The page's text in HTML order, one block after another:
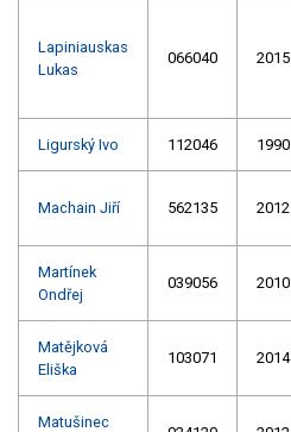
Lapiniauskas
Lukas
066040 2015
Ligurský Ivo 112046 1990
Machain Jiří 562135 2012
Martínek
Ondřej
039056 2010
Matějková
Eliška
103071 2014
Matušinec